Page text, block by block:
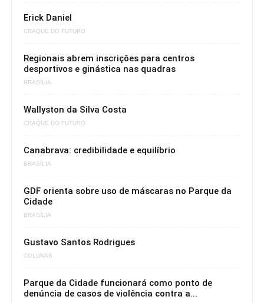
Erick Daniel
CRAQUE DO FUTURO
Regionais abrem inscrições para centros
desportivos e ginástica nas quadras
BRASÍLIA
Wallyston da Silva Costa
CRAQUE DO FUTURO
Canabrava: credibilidade e equilíbrio
BRASÍLIA
GDF orienta sobre uso de máscaras no Parque da
Cidade
BRASÍLIA
Gustavo Santos Rodrigues
COLUNAS
Parque da Cidade funcionará como ponto de
denúncia de casos de violência contra a...